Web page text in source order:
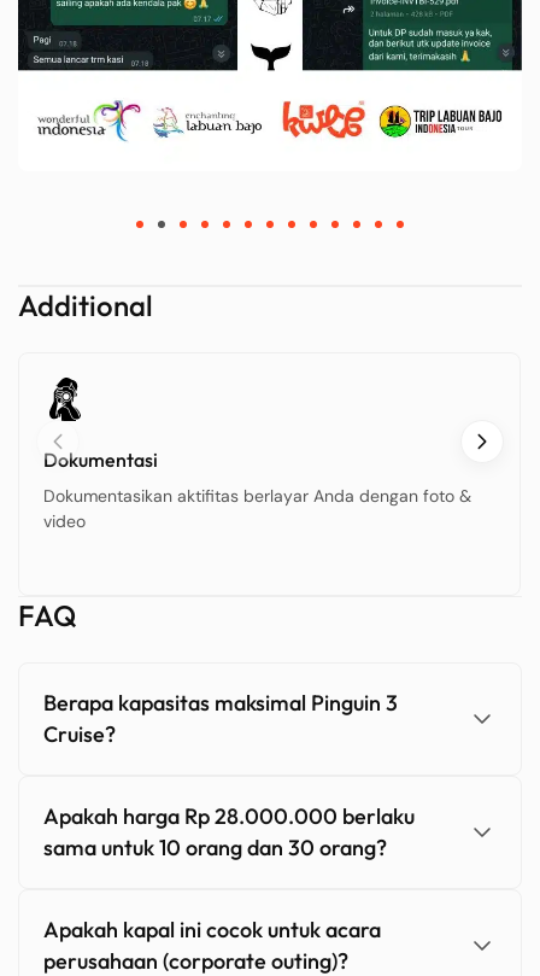
Additional
Dokumentasi
Dokumentasikan aktifitas berlayar Anda dengan foto &
video
FAQ
Berapa kapasitas maksimal Pinguin 3
Cruise?
Apakah harga Rp 28.000.000 berlaku
sama untuk 10 orang dan 30 orang?
Apakah kapal ini cocok untuk acara
perusahaan (corporate outing)?